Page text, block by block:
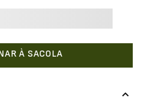
À SACOLA